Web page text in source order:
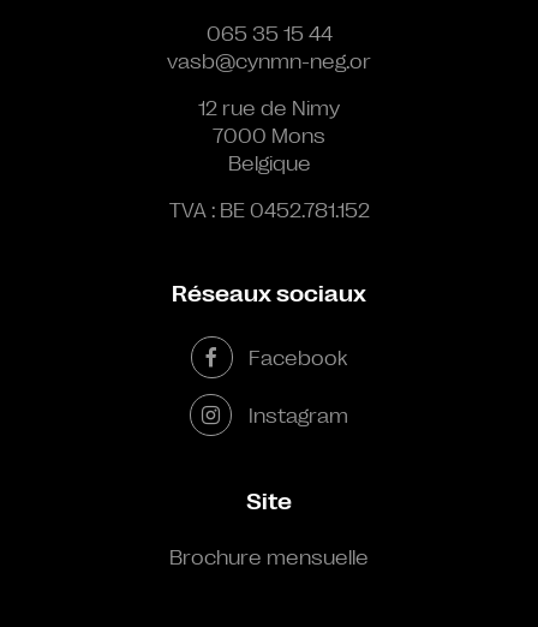
065 35 15 44
vasb@cynmn-neg.or
12 rue de Nimy
7000 Mons
Belgique
TVA : BE 0452.781.152
Réseaux sociaux
Facebook
Instagram
Site
Brochure mensuelle